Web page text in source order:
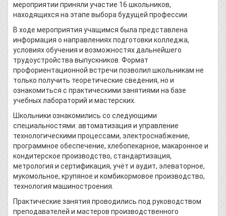
мероприятии приняли участие 16 школьников,
находящихся на этапе выбора будущей профессии.
В ходе мероприятия учащимся была представлена
информация о направлениях подготовки колледжа,
условиях обучения и возможностях дальнейшего
трудоустройства выпускников. Формат
профориентационной встречи позволил школьникам не
только получить теоретические сведения, но и
ознакомиться с практическими занятиями на базе
учебных лабораторий и мастерских.
Школьники ознакомились со следующими
специальностями: автоматизация и управление
технологическими процессами, электроснабжение,
программное обеспечение, хлебопекарное, макаронное и
кондитерское производство, стандартизация,
метрология и сертификация, учёт и аудит, элеваторное,
мукомольное, крупяное и комбикормовое производство,
технология машиностроения.
Практические занятия проводились под руководством
преподавателей и мастеров производственного